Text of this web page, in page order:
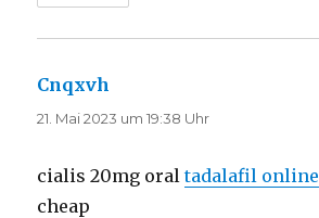
Cnqxvh
21. Mai 2023 um 19:38 Uhr
cialis 20mg oraltadalafil online
cheap